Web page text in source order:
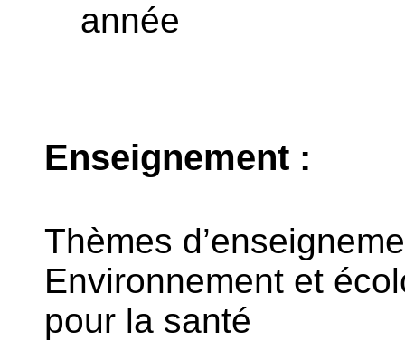
année
Enseignement :
Thèmes
Environnement et
pour la santé